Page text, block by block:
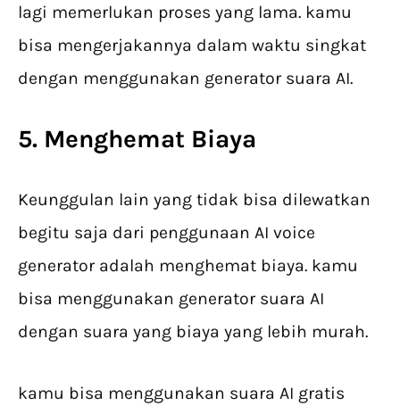
lagi memerlukan proses yang lama. kamu
bisa mengerjakannya dalam waktu singkat
dengan menggunakan generator suara AI.
5. Menghemat Biaya
Keunggulan lain yang tidak bisa dilewatkan
begitu saja dari penggunaan AI voice
generator adalah menghemat biaya. kamu
bisa menggunakan generator suara AI
dengan suara yang biaya yang lebih murah.
kamu bisa menggunakan suara AI gratis